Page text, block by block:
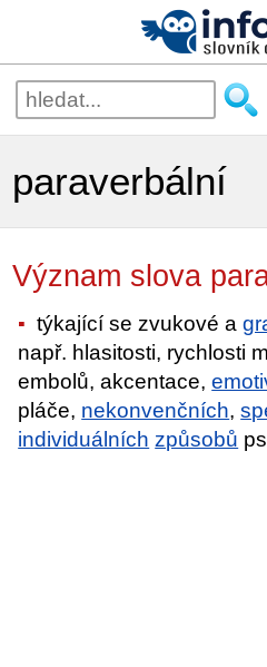
paraverbální
Význam slova
týkající se zvukové a
např. hlasitosti, rychlosti
embolů, akcentace,
pláče, nekonvenčních,
individuálních způsobů